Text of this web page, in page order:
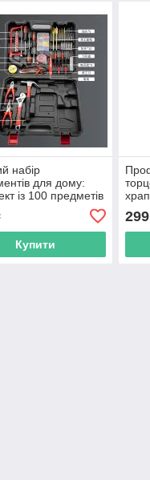
набір
для дому:
із 100 предметів
Купити
299